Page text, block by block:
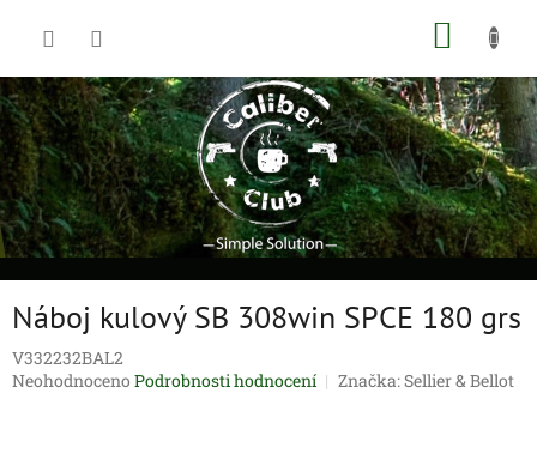
Náboj kulový SB 308win SPCE 180 grs
V332232BAL2
Průměrné
Neohodnoceno Podrobnosti hodnocení Značka:Sellier & Bellot